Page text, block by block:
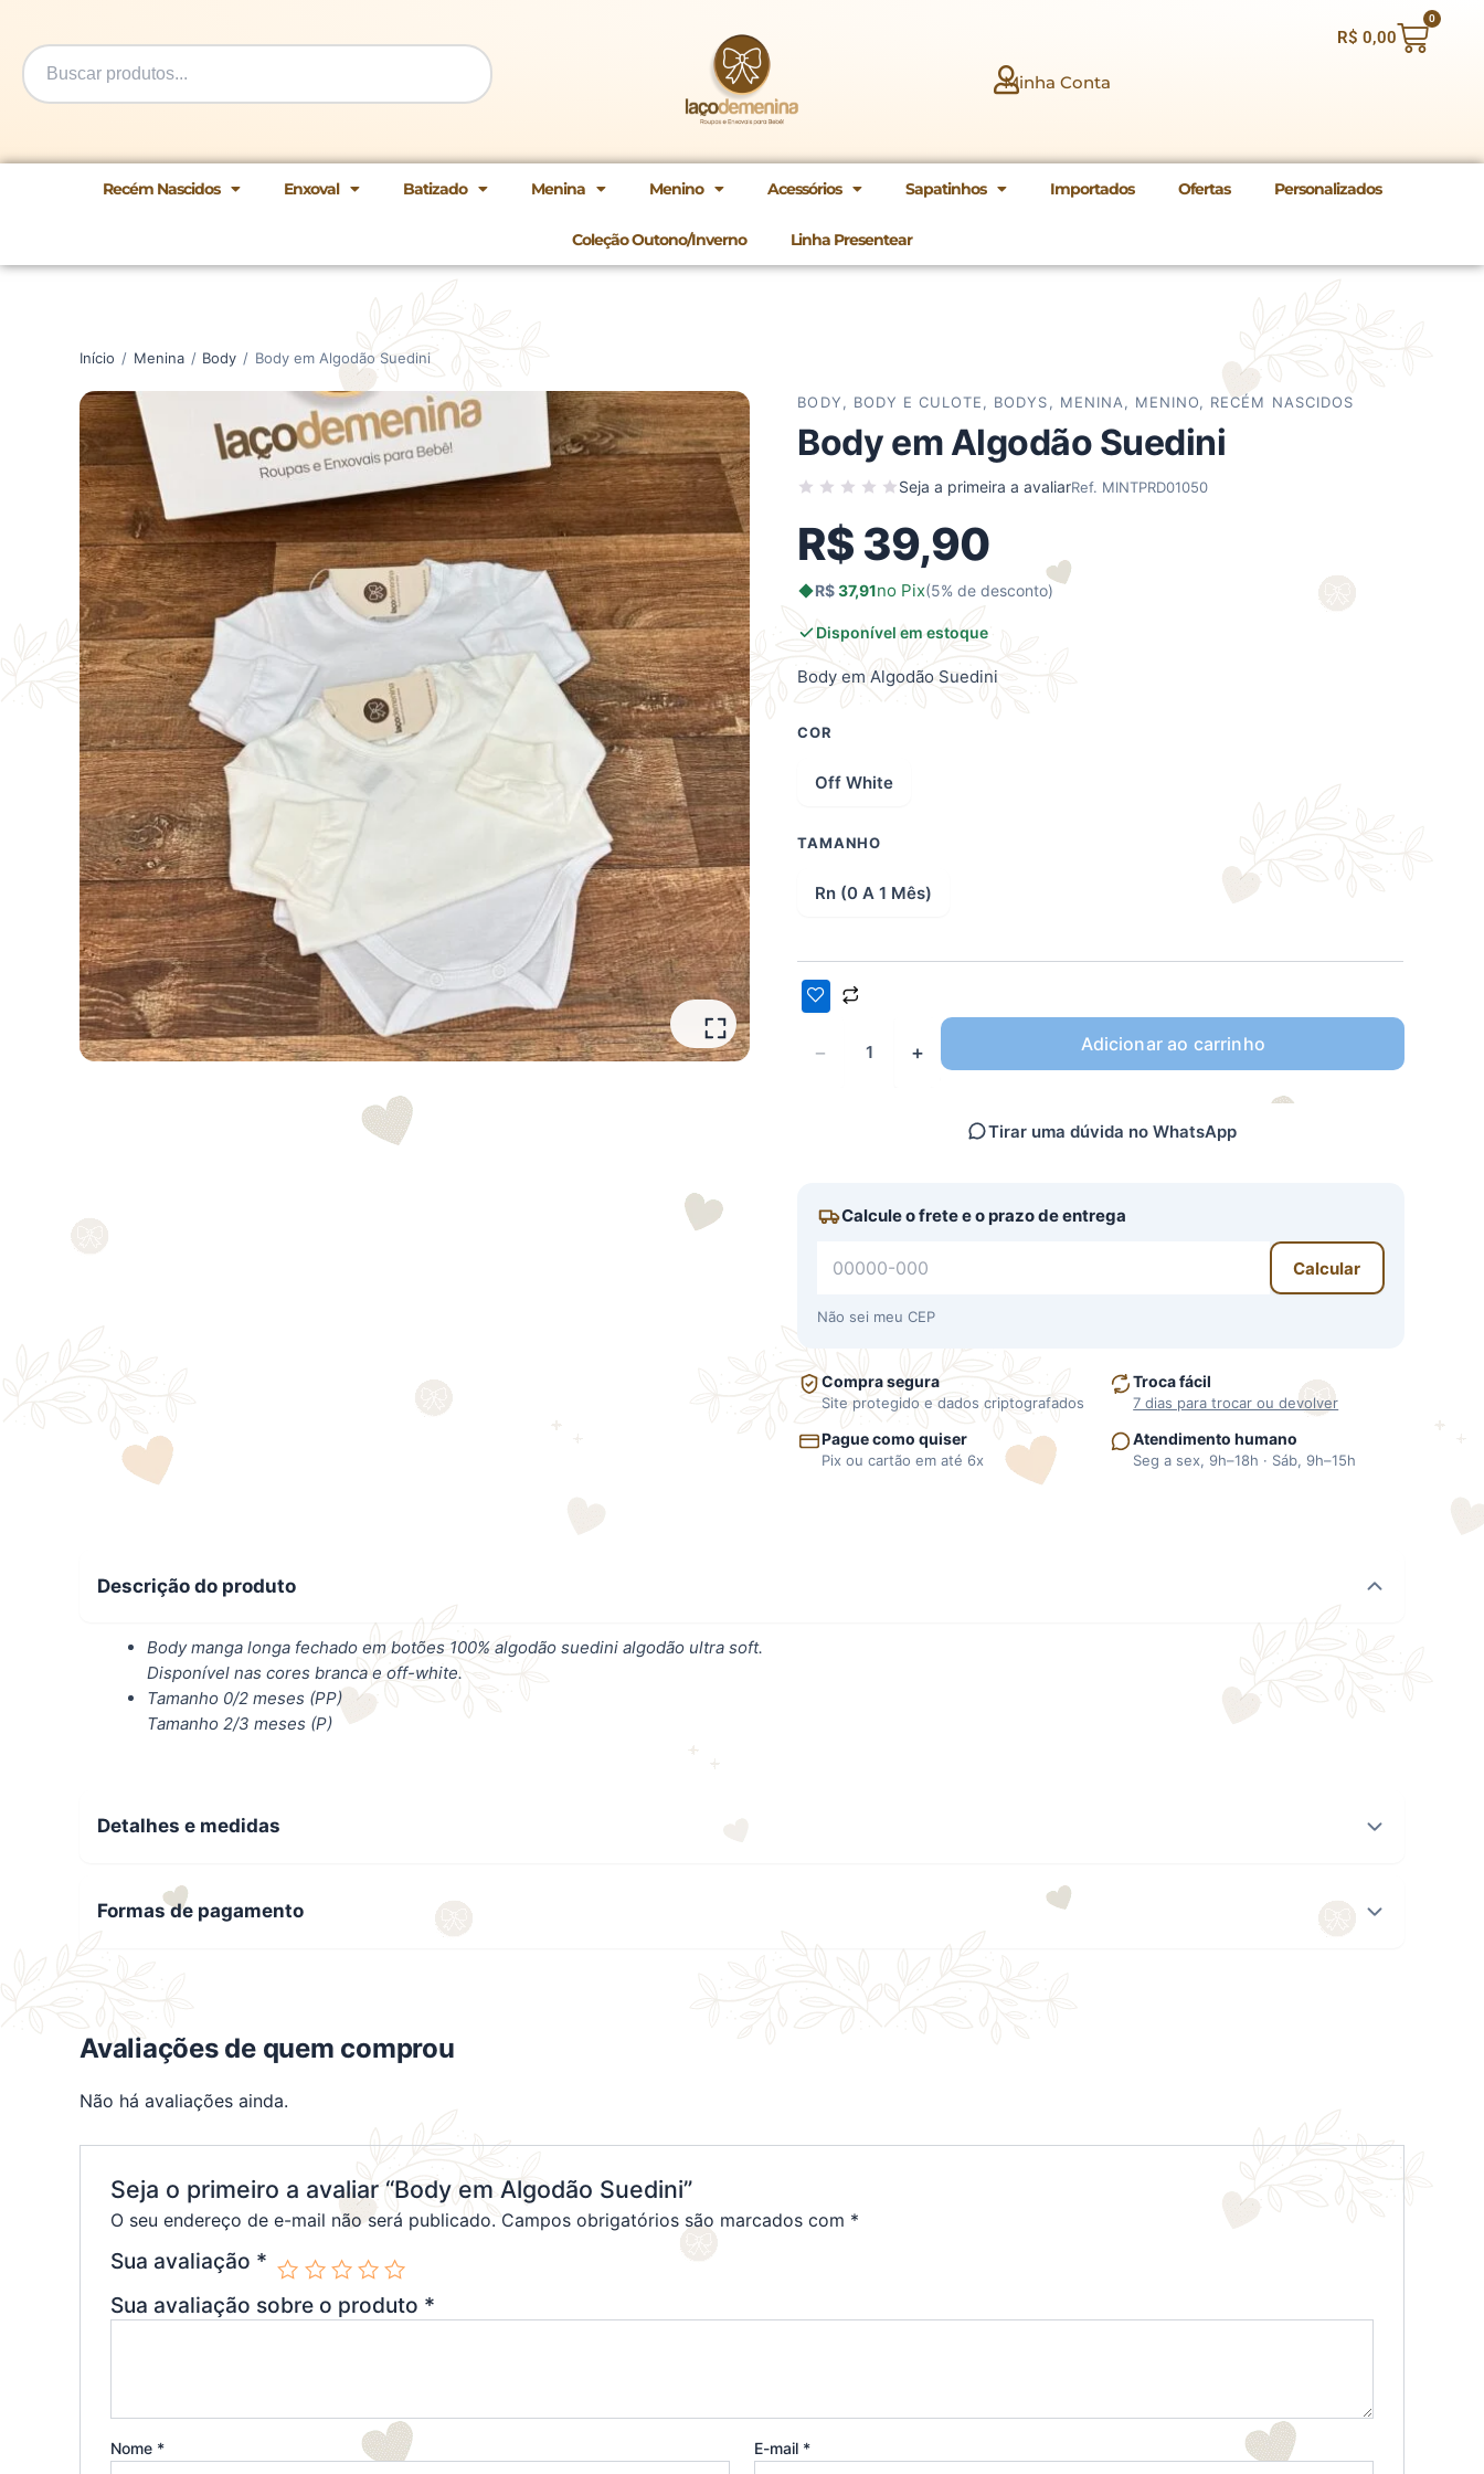
conteúdo
R$ 0,00
0
Minha Conta
Recém Nascidos Enxoval Batizado Menina Menino Acessórios Sapatinhos Importados Ofertas Personalizados
Coleção Outono/Inverno Linha Presentear
Início / Menina / Body / Body em Algodão Suedini
BODY, BODY E CULOTE, BODYS, MENINA, MENINO, RECÉM NASCIDOS
Body em Algodão Suedini
Seja a primeira a avaliarRef. MINTPRD01050
R$39,90
R$37,91no Pix(5% de desconto)
Disponível em estoque
Body em Algodão Suedini
COR
Off White
TAMANHO
Rn (0 A 1 Mês)
Suedini
quantidade
− + Adicionar ao carrinho
Tirar uma dúvida no WhatsApp
Calcule o frete e o prazo de entrega
Calcular
Não sei meu CEP
Compra segura
Site protegido e dados criptografados
Troca fácil
7 dias para trocar ou devolver
Pague como quiser
Pix ou cartão em até 6x
Atendimento humano
Seg a sex, 9h–18h · Sáb, 9h–15h
Descrição do produto
Body manga longa fechado em botões 100% algodão suedini algodão ultra soft.
Disponível nas cores branca e off-white.
Tamanho 0/2 meses (PP)
Tamanho 2/3 meses (P)
Detalhes e medidas
Formas de pagamento
Avaliações de quem comprou
Não há avaliações ainda.
Seja o primeiro a avaliar “Body em Algodão Suedini”
O seu endereço de e-mail não será publicado. Campos obrigatórios são marcados com *
Sua avaliação *
Sua avaliação sobre o produto *
Nome * E-mail *